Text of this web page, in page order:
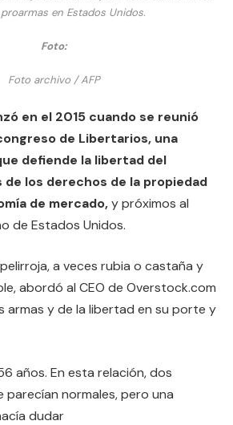
en Estados Unidos.
Foto:
Foto archivo / AFP
en el 2015 cuando se reunió
de Libertarios, una
defiende la libertad del
de los derechos de la propiedad
de mercado,y próximos al
de Estados Unidos.
a veces rubia o castaña y
abordó al CEO de Overstock.com
armas y de la libertad en su porte y
años. En esta relación, dos
normales, pero una
dudar